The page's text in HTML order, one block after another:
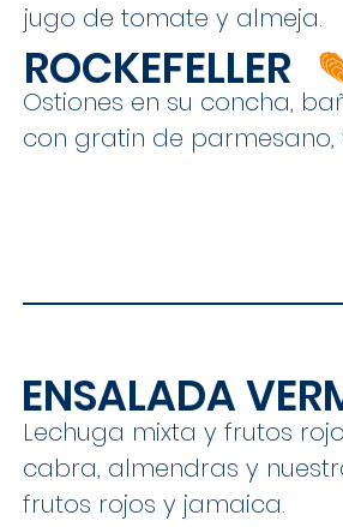
jugo de tomate y almeja.
ROCKEFELLER
Ostiones en su concha,
con gratin de parmesano,
ENSALADA
Lechuga mixta y frutos
cabra, almendras y
frutos rojos y jamaica.